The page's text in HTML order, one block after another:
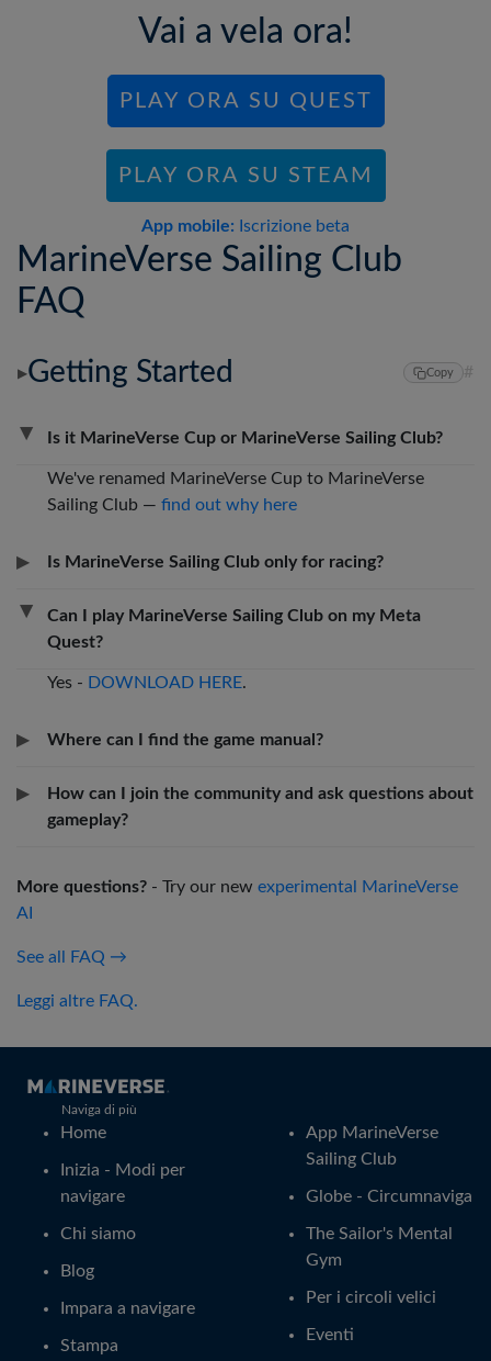
Vai a vela ora!
PLAY ORA SU QUEST
PLAY ORA SU STEAM
App mobile: Iscrizione beta
MarineVerse Sailing Club
FAQ
▶Getting Started Copy #
▶ Is it MarineVerse Cup or MarineVerse Sailing Club?
We've renamed MarineVerse Cup to MarineVerse
Sailing Club — find out why here
▶ Is MarineVerse Sailing Club only for racing?
▶
Can I play MarineVerse Sailing Club on my Meta
Quest?
Yes - DOWNLOAD HERE.
▶ Where can I find the game manual?
▶
How can I join the community and ask questions about
gameplay?
More questions? - Try our new experimental MarineVerse
AI
See all FAQ →
Leggi altre FAQ.
Naviga di più
Home
Inizia - Modi per
navigare
Chi siamo
Blog
Impara a navigare
Stampa
App MarineVerse
Sailing Club
Globe - Circumnaviga
The Sailor's Mental
Gym
Per i circoli velici
Eventi